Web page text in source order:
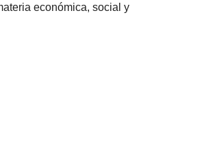
económica, social y